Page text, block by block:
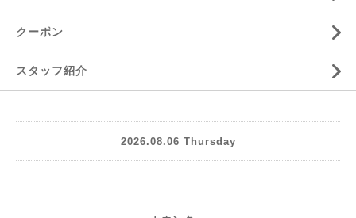
クーポン
スタッフ紹介
2026.08.06 Thursday